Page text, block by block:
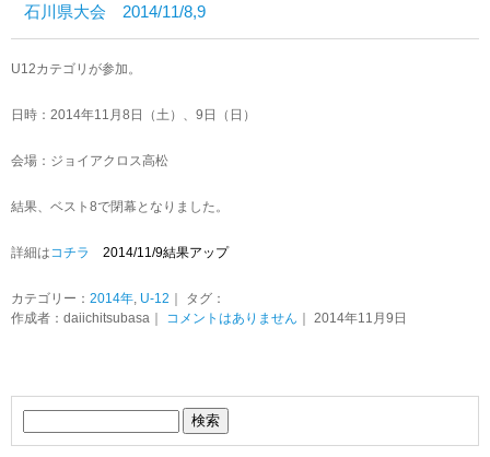
石川県大会 2014/11/8,9
U12カテゴリが参加。
日時：2014年11月8日（土）、9日（日）
会場：ジョイアクロス高松
結果、ベスト8で閉幕となりました。
詳細はコチラ 2014/11/9結果アップ
カテゴリー： 2014年, U-12 ｜ タグ：
作成者：daiichitsubasa｜ コメントはありません ｜ 2014年11月9日